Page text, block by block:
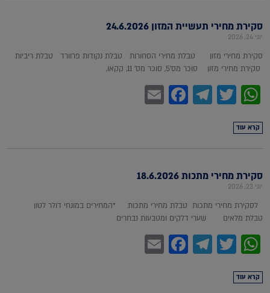
סקירת מחירי תעשיית המזון 24.6.2026
יוני 24, 2026
סקירת מחירי מזון טבלת מחירי הסחורות טבלת נקודות פרוורד טבלת ריביות
סקירת מחירי מזון סוכר מס'5, סוכר מס' 11, קקאו,
WhatsApp
Twitter
Telegram
Facebook
קרא עוד
סקירת מחירי מתכות 18.6.2026
יוני 23, 2026
לסקירת מחירי מתכות טבלת מחירי מתכות *המחירים במונחי דולר לטון
טבלת מלאים שערי דלקים ומטבעות נבחרים
WhatsApp
Twitter
Telegram
Facebook
קרא עוד